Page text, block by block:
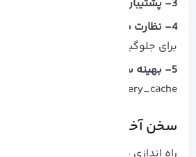
3- پشتیبان گیری خودکار
4- نظارت منابع
برای جلوگیری از downtime.
5- بهینه‌ سازی پایگاه داده
query_cache برای افزایش سرعت.
سخن آخر